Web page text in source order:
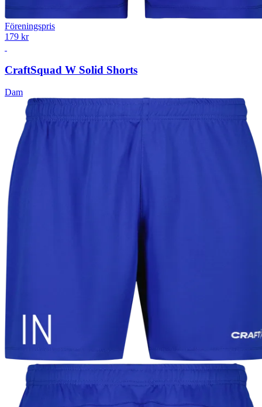
Föreningspris
179 kr
CraftSquad W Solid Shorts
Dam